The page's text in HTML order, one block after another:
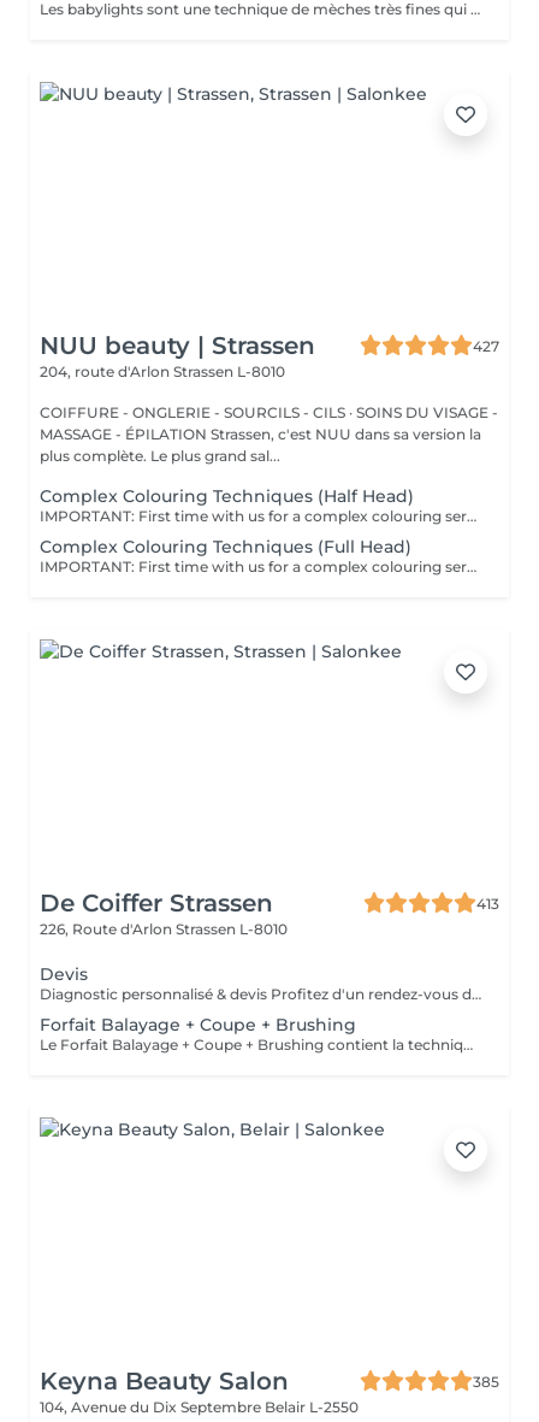
Les babylights sont une technique de mèches très fines qui donne un résultat lumineux. Le pack comprend une consultation personnalisée, des babylights avec les produits LOREAL PROFESSIONNEL, shampooing et conditionneur spécifiques REDKEN, le séchage et les produits de styling REDKEN Option Coupe : la coupe IGORANCE, ( finition sur cheveux sec), le séchage et les produits de styling REDKEN. * Tarifs à titre indicatifs à confirmer après la consultation personnalisée établit auprès de votre coiffeur/stylist/spécialiste * La direction se réserve le droit d’apporter des modifications pour le bon fonctionnement du salon
NUU beauty | Strassen
427
204, route d'Arlon Strassen L-8010
COIFFURE - ONGLERIE - SOURCILS - CILS · SOINS DU VISAGE -
MASSAGE - ÉPILATION Strassen, c'est NUU dans sa version la
plus complète. Le plus grand sal...
Complex Colouring Techniques (Half Head)
IMPORTANT: First time with us for a complex colouring service? We kindly recommend booking a consultation first, so we can assess your hair condition, discuss your colour goals, and create the best plan for your desired result. Complex Colouring Techniques These are advanced methods like Air Touch, Balayage, Highlights, Mesh, and Shatush that create multi-dimensional, natural-looking colour with soft transitions. Perfect if you want low-maintenance highlights that blend seamlessly and grow out gracefully without harsh lines. Your stylist will recommend the best one during the consultation based on your hair and desired result. All our colouring services use La Biosthétique products. La Biosthétique uses up to 90% of natural ingredients; it prioritises complete 360-degree care, with scalp health at the foundation of beautiful hair. We use Dyson Pro tools that protect your hair from excessive heat and deliver a sleek, polished finish. All brushes are sanitised with Sibel equipment, which effectively removes hair, product buildup, and impurities while reducing bacteria on the brush surface to maintain high hygiene standards for every client. For a more defined final look, a haircut can be added as an add-on. Simple, Moderate, Complex This grading reflects your hair's individual characteristics, such as texture, density, and length and is assessed by your hairdresser at the start of your visit. Not sure which to choose? We recommend booking Complex. The price will be adjusted after your consultation. Note: This is not related to the difficulty of service or timing.
Complex Colouring Techniques (Full Head)
IMPORTANT: First time with us for a complex colouring service? We kindly recommend booking a consultation first, so we can assess your hair condition, discuss your colour goals, and create the best plan for your desired result. Complex Colouring Techniques These are advanced methods like Air Touch, Balayage, Highlights, Mesh, and Shatush that create multi-dimensional, natural-looking colour with soft transitions. Perfect if you want low-maintenance highlights that blend seamlessly and grow out gracefully without harsh lines. Your stylist will recommend the best one during the consultation based on your hair and desired result. All our colouring services use La Biosthétique products. La Biosthétique uses up to 90% of natural ingredients; it prioritises complete 360-degree care, with scalp health at the foundation of beautiful hair. We use Dyson Pro tools that protect your hair from excessive heat and deliver a sleek, polished finish. All brushes are sanitised with Sibel equipment, which effectively removes hair, product buildup, and impurities while reducing bacteria on the brush surface to maintain high hygiene standards for every client. For a more defined final look, a haircut can be added as an add-on. Simple, Moderate, Complex This grading reflects your hair's individual characteristics, such as texture, density, and length and is assessed by your hairdresser at the start of your visit. Not sure which to choose? We recommend booking Complex. The price will be adjusted after your consultation. Note: This is not related to the difficulty of service or timing.
De Coiffer Strassen
413
226, Route d'Arlon Strassen L-8010
Devis
Diagnostic personnalisé & devis Profitez d'un rendez-vous dédié pour échanger sur votre projet, recevoir des conseils personnalisés et obtenir un devis sur mesure. Le montant du rendez-vous sera déduit lors de la réalisation de votre prestation.
Forfait Balayage + Coupe + Brushing
Le Forfait Balayage + Coupe + Brushing contient la technique Balayage, un coulage (pour donner le bon reflet au Balayage), Olaplex, une Coupe et un Brushing. Dépendant de la quantité de produit utilisée ou de la longueur des cheveux, le prix peut varier. En cas de questions veuillez appeler au +352 26 35 02 89.
Keyna Beauty Salon
385
104, Avenue du Dix Septembre Belair L-2550